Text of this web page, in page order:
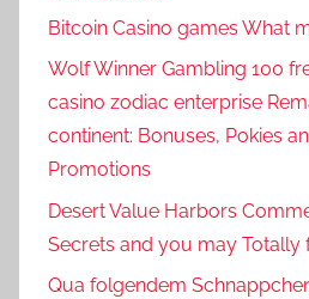
Bitcoin Casino games What
Wolf Winner Gambling 100
casino zodiac enterprise
continent: Bonuses, Pokies
Promotions
Desert Value Harbors
Secrets and you may Totally
Qua folgendem